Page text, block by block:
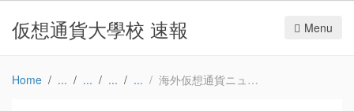
仮想通貨大學校 速報 Menu
Home 海外仮想通貨ニュース：U.S. Treasury sanctions cryptocurrency exchange for alleged role in ransomware attacks – CNBC